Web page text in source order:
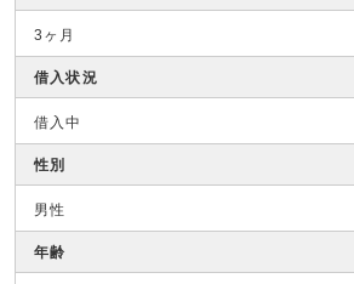
3ヶ月
借入状況
借入中
性別
男性
年齢